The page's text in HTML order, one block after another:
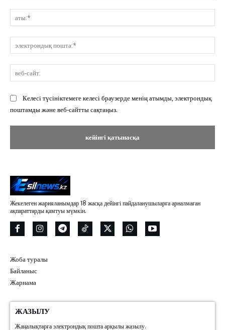
Келесі түсініктемеге келесі браузерде менің атымды, электрондық
поштамды және веб-сайтты сақтаңыз.
Жекелеген жарияланымдар 18 жасқа дейінгі пайдаланушыларға арналмаған
ақпараттарды қамтуы мүмкін.
Жоба туралы
Байланыс
Жарнама
ЖАЗЫЛУ
Жаңалықтарға электрондық пошта арқылы жазылу.